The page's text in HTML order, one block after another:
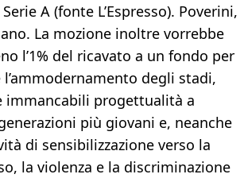
A (fonte L’Espresso). Poverini,
La mozione inoltre vorrebbe
l’1% del ricavato a un fondo per
degli stadi,
immancabili progettualità a
più giovani e, neanche
di sensibilizzazione verso la
la violenza e la discriminazione